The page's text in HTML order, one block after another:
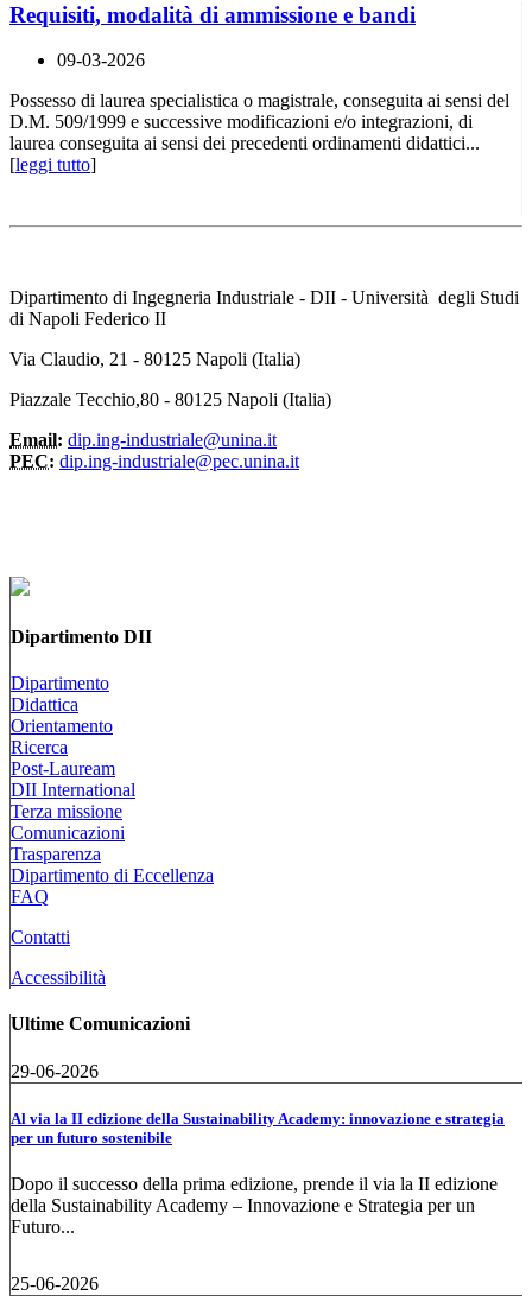
Requisiti, modalità di ammissione e bandi
09-03-2026
Possesso di laurea specialistica o magistrale, conseguita ai sensi del
D.M. 509/1999 e successive modificazioni e/o integrazioni, di
laurea conseguita ai sensi dei precedenti ordinamenti didattici...
[leggi tutto]
Dipartimento di Ingegneria Industriale - DII - Università degli Studi
di Napoli Federico II
Via Claudio, 21 - 80125 Napoli (Italia)
Piazzale Tecchio,80 - 80125 Napoli (Italia)
Email: dip.ing-industriale@unina.it
PEC: dip.ing-industriale@pec.unina.it
Dipartimento DII
Dipartimento
Didattica
Orientamento
Ricerca
Post-Lauream
DII International
Terza missione
Comunicazioni
Trasparenza
Dipartimento di Eccellenza
FAQ
Contatti
Accessibilità
Ultime Comunicazioni
29-06-2026
Al via la II edizione della Sustainability Academy: innovazione e strategia
per un futuro sostenibile
Dopo il successo della prima edizione, prende il via la II edizione
della Sustainability Academy – Innovazione e Strategia per un
Futuro...
25-06-2026